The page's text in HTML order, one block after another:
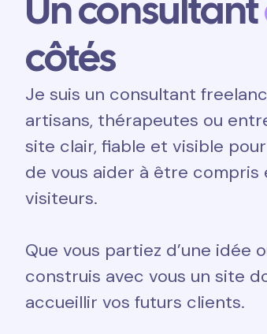
côtés
Je suis un consultant
artisans, thérapeutes ou
site clair, fiable et visible
de vous aider à être
visiteurs.
Que vous partiez d’une idée
construis avec vous un site
accueillir vos futurs clients.